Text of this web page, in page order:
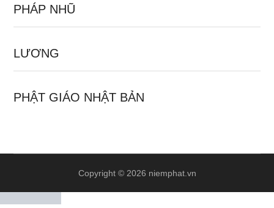
PHÁP NHŨ
LƯƠNG
PHẬT GIÁO NHẬT BẢN
Copyright © 2026 niemphat.vn